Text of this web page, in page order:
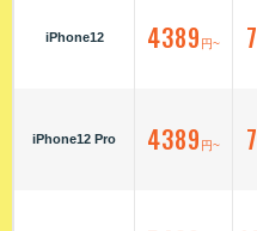
iPhone12
iPhone12 Pro
4389 円~
4389 円~